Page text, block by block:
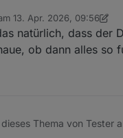
13. Apr. 2026, 09:56
von DennisMenger
natürlich, dass der
ob dann alles so
Thema von Tester